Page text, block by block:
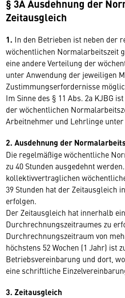
§ 3A Ausdehnung der
Zeitausgleich
1. In den Betrieben ist neben der
wöchentlichen Normalarbeitszeit
eine andere Verteilung der
unter Anwendung der jeweiligen
Zustimmungserfordernisse
Im Sinne des § 11 Abs. 2a KJBG
der wöchentlichen
Arbeitnehmer und Lehrlinge unter
2. Ausdehnung der
Die regelmäßige wöchentliche
zu 40 Stunden ausgedehnt
kollektivvertraglichen
39 Stunden hat der Zeitausgleich
erfolgen.
Der Zeitausgleich hat innerhalb
Durchrechnungszeitraumes zu
Durchrechnungszeitraum von
höchstens 52 Wochen (1 Jahr) ist
Betriebsvereinbarung und dort,
eine schriftliche
3. Zeitausgleich